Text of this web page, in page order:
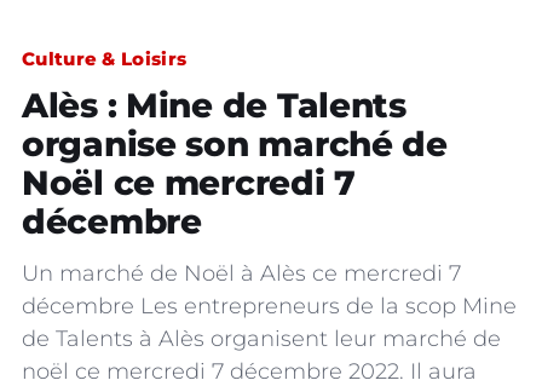
Culture & Loisirs
Alès : Mine de Talents
organise son marché de
Noël ce mercredi 7
décembre
Un marché de Noël à Alès ce mercredi 7
décembre Les entrepreneurs de la scop Mine
de Talents à Alès organisent leur marché de
noël ce mercredi 7 décembre 2022. Il aura